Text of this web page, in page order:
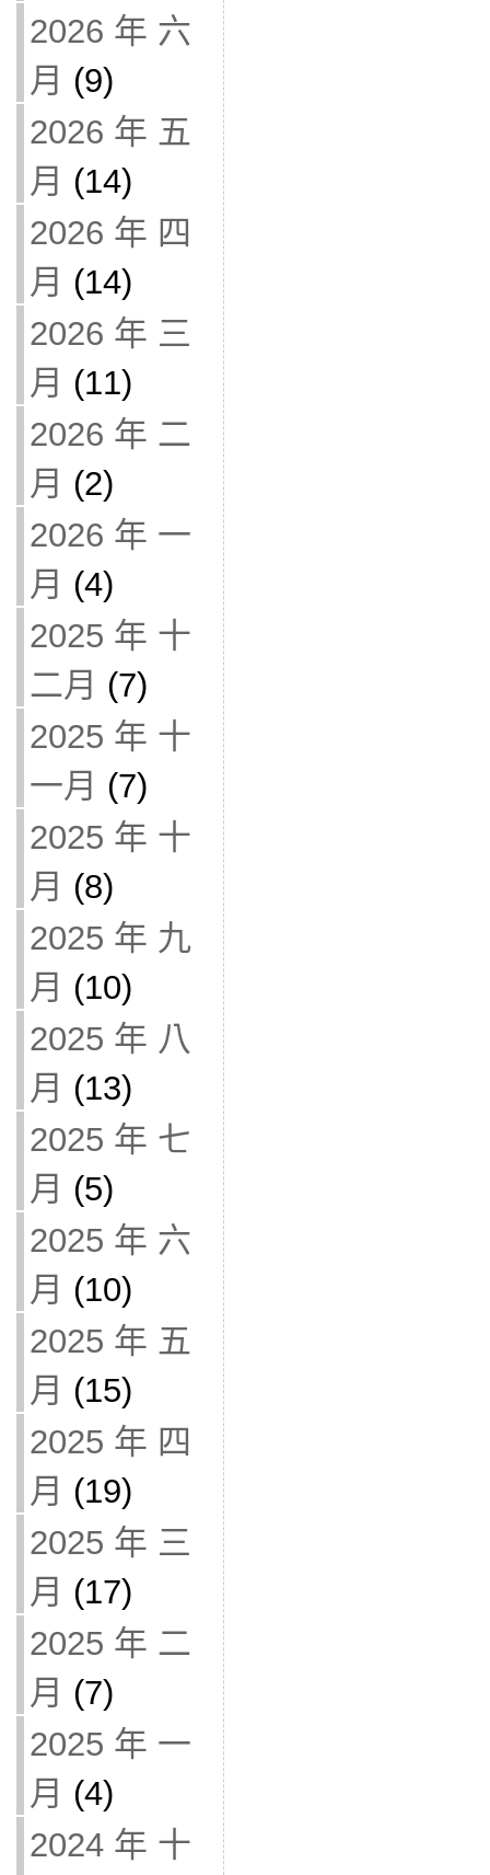
2026 年 六
月 (9)
2026 年 五
月 (14)
2026 年 四
月 (14)
2026 年 三
月 (11)
2026 年 二
月 (2)
2026 年 一
月 (4)
2025 年 十
二月 (7)
2025 年 十
一月 (7)
2025 年 十
月 (8)
2025 年 九
月 (10)
2025 年 八
月 (13)
2025 年 七
月 (5)
2025 年 六
月 (10)
2025 年 五
月 (15)
2025 年 四
月 (19)
2025 年 三
月 (17)
2025 年 二
月 (7)
2025 年 一
月 (4)
2024 年 十